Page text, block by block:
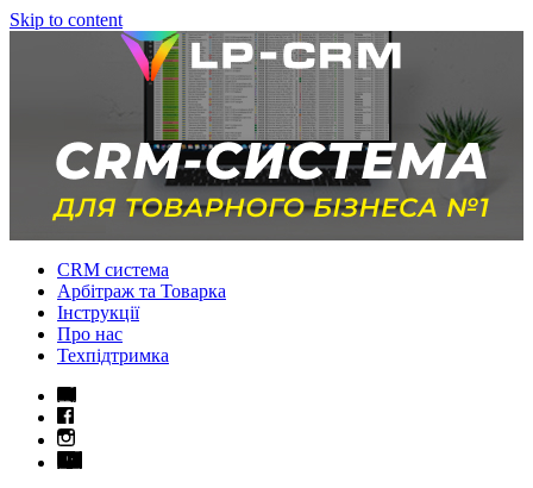
Skip to content
CRM система
Арбітраж та Товарка
Інструкції
Про нас
Техпідтримка